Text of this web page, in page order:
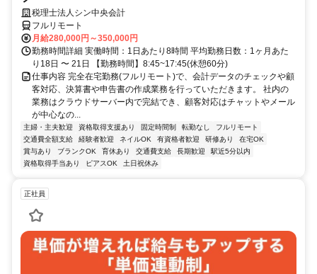
税理士法人シン中央会計
フルリモート
月給280,000円～350,000円
勤務時間詳細 実働時間：1日あたり8時間 平均勤務日数：1ヶ月あた
り18日 〜 21日 【勤務時間】8:45~17:45(休憩60分)
仕事内容 完全在宅勤務(フルリモート)で、会計データのチェックや顧
客対応、決算書や申告書の作成業務を行っていただきます。 社内の
業務はクラウドサーバー内で完結でき、顧客対応はチャットやメール
が中心なの...
主婦・主夫歓迎 資格取得支援あり 固定時間制 転勤なし
フルリモート
交通費全額支給
経験者歓迎 ネイルOK 有資格者歓迎 研修あり
在宅OK
賞与あり
ブランクOK 育休あり 交通費支給 長期歓迎
駅近5分以内
資格取得手当あり
ピアスOK 土日祝休み
正社員